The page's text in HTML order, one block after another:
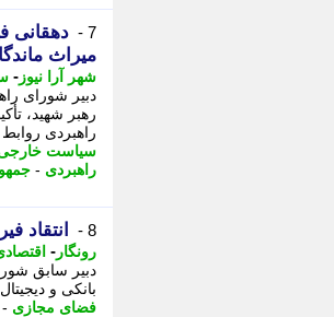
7 -
دهقانی
میراث
شهر آرا نیوز -
دبیر شورای
رهبر شهید،
راهبردی
سیاست
راهبردی -
8 - انتقاد
رونگار -
دبیر سابق
بانکی و
فضای مجازی -